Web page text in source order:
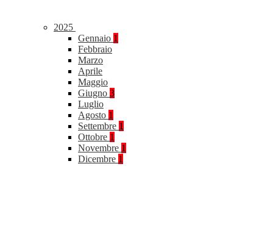
2025
Gennaio 1
Febbraio
Marzo
Aprile
Maggio
Giugno 3
Luglio
Agosto 1
Settembre 1
Ottobre 1
Novembre 1
Dicembre 1